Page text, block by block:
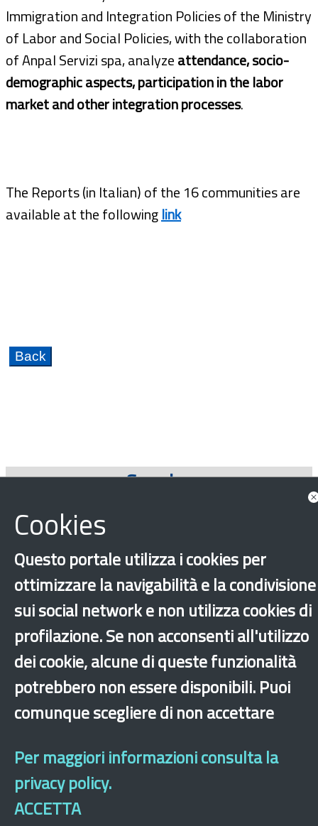
Immigration and Integration Policies of the Ministry
of Labor and Social Policies, with the collaboration
of Anpal Servizi spa, analyzeattendance, socio-
demographic aspects, participation in the labor
market and other integration processes.
The Reports (in Italian) of the 16 communities are
available at the followinglink
See also
Highlights
×
Cookies
Questo portale utilizza i cookies per
ottimizzare la navigabilità e la condivisione
sui social network e non utilizza cookies di
profilazione. Se non acconsenti all'utilizzo
dei cookie, alcune di queste funzionalità
potrebbero non essere disponibili. Puoi
comunque scegliere di non accettare
Per maggiori informazioni consulta la
privacy policy.
ACCETTA
website